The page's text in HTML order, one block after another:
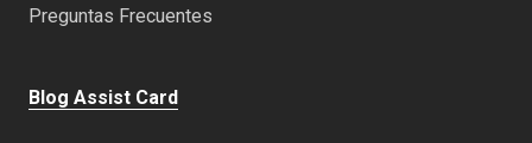
Preguntas Frecuentes
Blog Assist Card